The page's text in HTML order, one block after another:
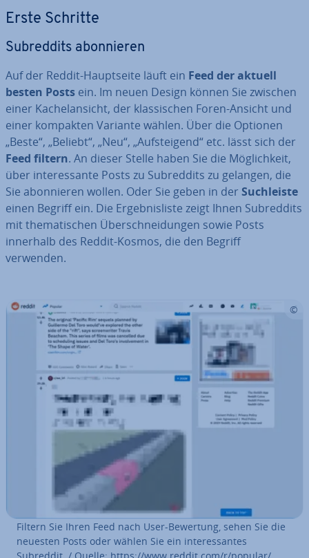
Erste Schritte
Subred­dits abon­nie­ren
Auf der Reddit-Haupt­sei­te läuft ein Feed deraktuell
besten Posts ein. Im neuen Design können Sie zwischen
einer Ka­chel­an­sicht, der klas­si­schen Foren-Ansicht und
einer kompakten Variante wählen. Über die Optionen
„Beste“, „Beliebt“, „Neu“, „Auf­stei­gend“ etc. lässt sich der
Feed filtern. An dieser Stelle haben Sie die Mög­lich­keit,
über in­ter­es­san­te Posts zu Subred­dits zu gelangen, die
Sie abon­nie­ren wollen. Oder Sie geben in der Such­leis­te
einen Begriff ein. Die Er­geb­nis­lis­te zeigt Ihnen Subred­dits
mit the­ma­ti­schen Über­schnei­dun­gen sowie Posts
innerhalb des Reddit-Kosmos, die den Begriff
verwenden.
Filtern Sie Ihren Feed nach User-Bewertung, sehen Sie die
neuesten Posts oder wählen Sie ein in­ter­es­san­tes